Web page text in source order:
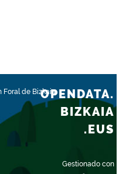
Foral de Bizkaia
Gestionado con
OPENDATA.
BIZKAIA
.EUS